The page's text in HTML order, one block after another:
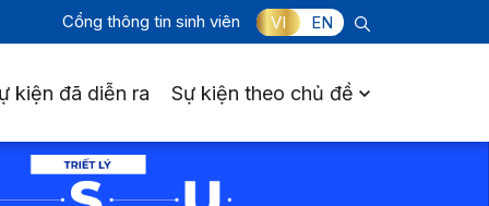
Cổng thông tin sinh viên VI EN
kiện đã diễn ra Sự kiện theo chủ đề